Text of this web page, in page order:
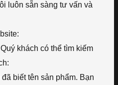
luôn sẵn sàng tư vấn và
khách có thể tìm kiếm
biết tên sản phẩm. Bạn